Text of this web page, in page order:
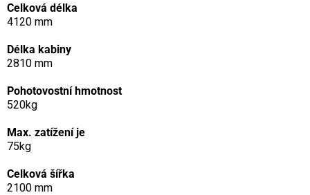
Celková délka
4120 mm
Délka kabiny
2810 mm
Pohotovostní hmotnost
520kg
Max. zatížení je
75kg
Celková šířka
2100 mm